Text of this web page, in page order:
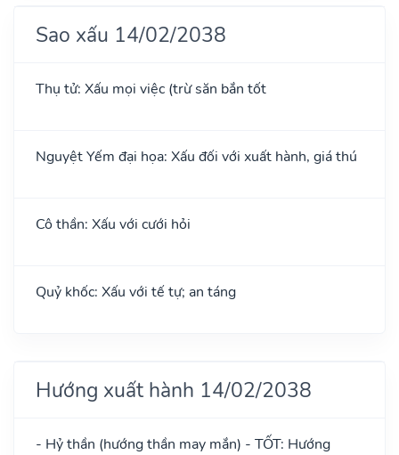
Sao xấu 14/02/2038
Thụ tử: Xấu mọi việc (trừ săn bắn tốt
Nguyệt Yếm đại họa: Xấu đối với xuất hành, giá thú
Cô thần: Xấu với cưới hỏi
Quỷ khốc: Xấu với tế tự; an táng
Hướng xuất hành 14/02/2038
- Hỷ thần (hướng thần may mắn) - TỐT: Hướng